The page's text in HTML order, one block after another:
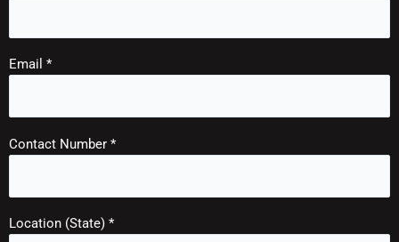
Email *
Contact Number *
Location (State) *